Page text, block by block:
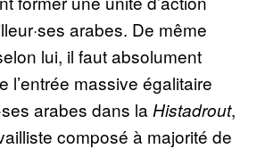
arabes. De même
lui, il faut absolument
l’entrée massive égalitaire
arabes dans la Histadrout,
composé à majorité de